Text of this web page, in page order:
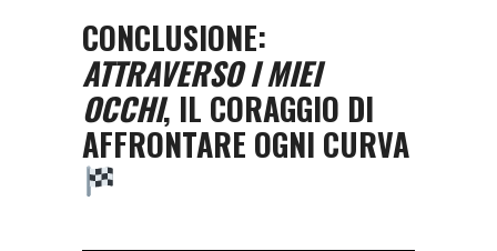
CONCLUSIONE:
ATTRAVERSO I MIEI
OCCHI, IL CORAGGIO DI
AFFRONTARE OGNI CURVA